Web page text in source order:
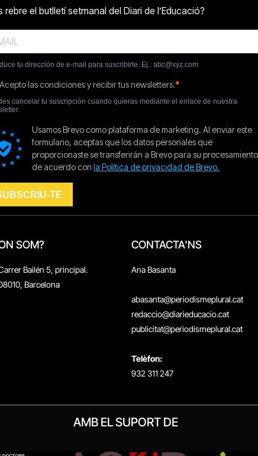
SOM?
Bailén 5, principal.
Barcelona
CONTACTA'NS
Ana Basanta
abasanta@periodismeplural.cat
redaccio@diarieducacio.cat
publicitat@periodismeplural.cat
Telèfon:
932 311 247
AMB EL SUPORT DE